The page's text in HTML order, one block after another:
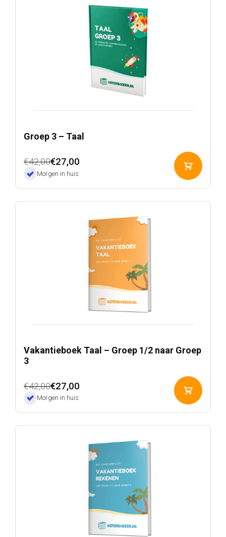
Groep 3 – Taal
€42,00
Oorspronkelijke
prijs
€42,00.
€27,00
Huidige
prijs
€27,00.
Morgen in huis
aan
Vakantieboek Taal – Groep 1/2 naar Groep
3
€42,00
Oorspronkelijke
prijs
€42,00.
€27,00
Huidige
prijs
€27,00.
Morgen in huis
aan